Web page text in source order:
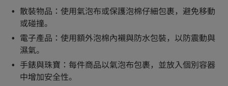
散裝物品：使用氣泡布或保護泡棉仔細包裹，避免移動
或碰撞。
電子產品：使用額外泡棉內襯與防水包裝，以防震動與
濕氣。
手錶與珠寶：每件商品以氣泡布包裹，並放入個別容器
中增加安全性。